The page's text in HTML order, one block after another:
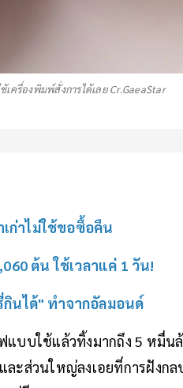
ครื่องพิมพ์สั่งการได้เลย Cr.GaeaStar
เก่าไม่ใช้ขอซื้อคืน
ต้น ใช้เวลาแค่ 1 วัน!
นได้" ทำจากอัลมอนด์
บบใช้แล้วทิ้งมากถึง 5 หมื่น
ะส่วนใหญ่ลงเอยที่การฝังกล